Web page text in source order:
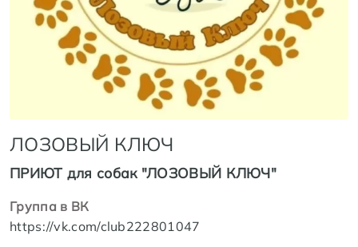
ЛОЗОВЫЙ КЛЮЧ
ПРИЮТ для собак "ЛОЗОВЫЙ КЛЮЧ"
Группа в ВК
https://vk.com/club222801047